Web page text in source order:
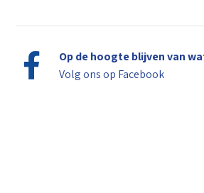
Op de hoogte blijven van
Volg ons op Facebook